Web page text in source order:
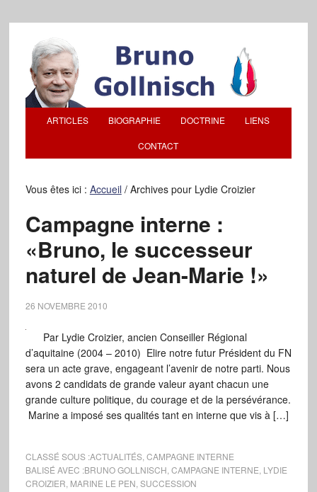
ARTICLES BIOGRAPHIE DOCTRINE LIENS
CONTACT
Vous êtes ici : Accueil /Archives pour Lydie Croizier
Campagne interne :
«Bruno, le successeur
naturel de Jean-Marie !»
26 NOVEMBRE 2010
Par Lydie Croizier, ancien Conseiller Régional
d’aquitaine (2004 – 2010) Elire notre futur Président du FN
sera un acte grave, engageant l’avenir de notre parti. Nous
avons 2 candidats de grande valeur ayant chacun une
grande culture politique, du courage et de la persévérance.
Marine a imposé ses qualités tant en interne que vis à […]
CLASSÉ SOUS :ACTUALITÉS, CAMPAGNE INTERNE
BALISÉ AVEC :BRUNO GOLLNISCH CAMPAGNE INTERNE LYDIE
CROIZIER MARINE LE PEN SUCCESSION